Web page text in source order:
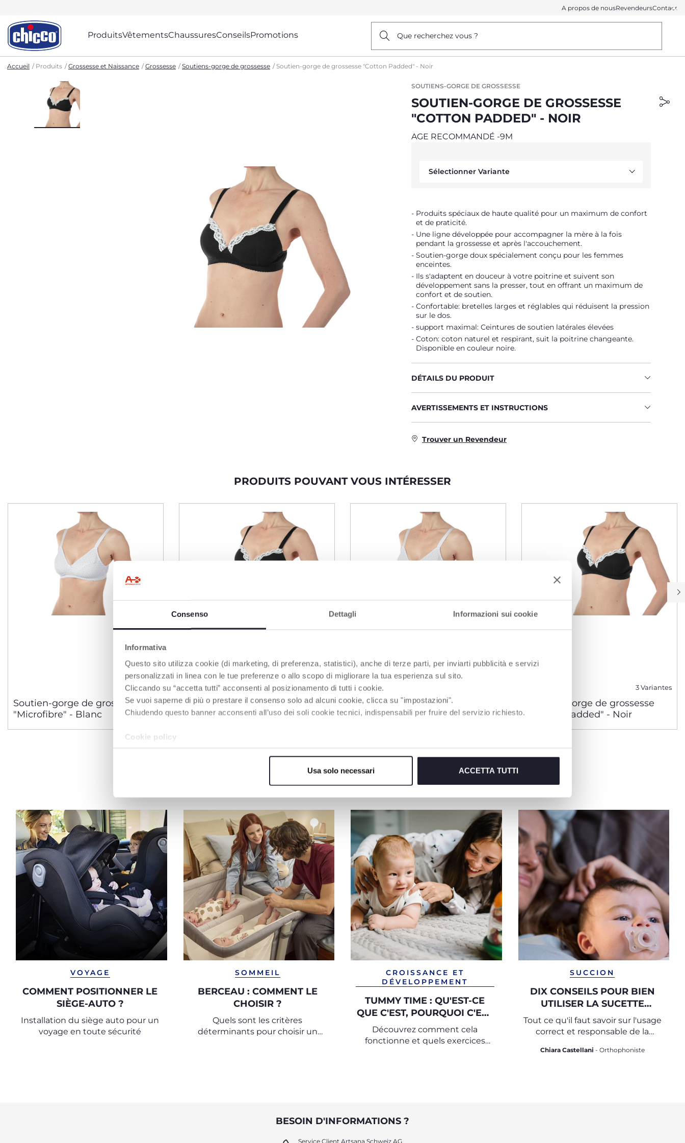
Consenso Dettagli Informazioni sui cookie
Informativa
Questo sito utilizza cookie (di marketing, di preferenza, statistici), anche di terze parti, per inviarti pubblicità e servizi
personalizzati in linea con le tue preferenze o allo scopo di migliorare la tua esperienza sul sito.
Cliccando su “accetta tutti” acconsenti al posizionamento di tutti i cookie.
Se vuoi saperne di più o prestare il consenso solo ad alcuni cookie, clicca su "impostazioni".
Chiudendo questo banner acconsenti all’uso dei soli cookie tecnici, indispensabili per fruire del servizio richiesto.
Cookie policy
Usa solo necessari ACCETTA TUTTI
A propos de nousRevendeursContact
ProduitsVêtementsChaussuresConseilsPromotions Que recherchez vous ?
Accueil Produits Grossesse et Naissance Grossesse Soutiens-gorge de grossesse Soutien-gorge de grossesse "Cotton Padded" - Noir
SOUTIENS-GORGE DE GROSSESSE
SOUTIEN-GORGE DE GROSSESSE
"COTTON PADDED" - NOIR
AGE RECOMMANDÉ -9M
Sélectionner Variante
Produits spéciaux de haute qualité pour un maximum de confort
et de praticité.
Une ligne développée pour accompagner la mère à la fois
pendant la grossesse et après l'accouchement.
Soutien-gorge doux spécialement conçu pour les femmes
enceintes.
Ils s'adaptent en douceur à votre poitrine et suivent son
développement sans la presser, tout en offrant un maximum de
confort et de soutien.
Confortable: bretelles larges et réglables qui réduisent la pression
sur le dos.
support maximal: Ceintures de soutien latérales élevées
Coton: coton naturel et respirant, suit la poitrine changeante.
Disponible en couleur noire.
DÉTAILS DU PRODUIT
AVERTISSEMENTS ET INSTRUCTIONS
Trouver un Revendeur
PRODUITS POUVANT VOUS INTÉRESSER
3 Variantes
Soutien-gorge de grossesse
"Microfibre" - Blanc
3 Variantes
Soutien-gorge de grossesse
"Cotton Padded" - Noir
Soutien-gorge de grossesse
"Microfibre" - Blanc
3 Variantes
Soutien-gorge de grossesse
"Cotton Padded" - Noir
NOS RECOMMANDATIONS
VOYAGE
COMMENT POSITIONNER LE
SIÈGE-AUTO ?
Installation du siège auto pour un
voyage en toute sécurité
SOMMEIL
BERCEAU : COMMENT LE
CHOISIR ?
Quels sont les critères
déterminants pour choisir un
CROISSANCE ET
DÉVELOPPEMENT
TUMMY TIME : QU'EST-CE
QUE C'EST, POURQUOI C'EST
IMPORTANT
Découvrez comment cela
fonctionne et quels exercices
SUCCION
DIX CONSEILS POUR BIEN
UTILISER LA SUCETTE
(TÉTINE)
Tout ce qu'il faut savoir sur l'usage
correct et responsable de la
Chiara Castellani - Orthophoniste
BESOIN D'INFORMATIONS ?
Service Client Artsana Schweiz AG